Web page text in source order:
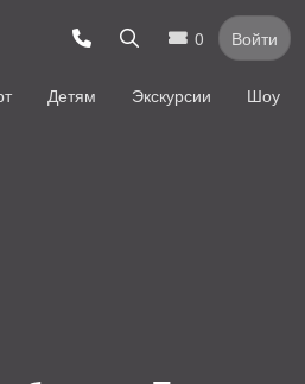
0 Войти
Детям Экскурсии Шоу